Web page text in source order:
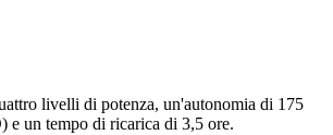
livelli di potenza, un'autonomia di 175
e un tempo di ricarica di 3,5 ore.